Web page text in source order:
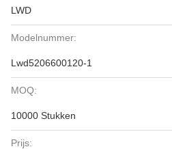
LWD
Modelnummer:
Lwd5206600120-1
MOQ:
10000 Stukken
Prijs: